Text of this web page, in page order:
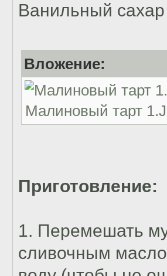
Ванильный
Вложение:
Малиновый тарт
Приготовление:
1. Перемешать
сливочным